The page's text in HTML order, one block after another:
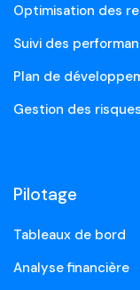
Optimisation des
Suivi des
Plan de
Gestion des risques
Pilotage
Tableaux de bord
Analyse financière